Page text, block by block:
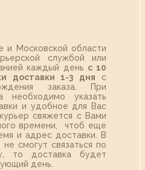
и Московской области
службой или
каждый день с 10
доставки 1-3 дня с
заказа. При
необходимо указать
и удобное для Вас
свяжется с Вами
времени, чтоб еще
и адрес доставки. В
смогут связаться по
то доставка будет
день.